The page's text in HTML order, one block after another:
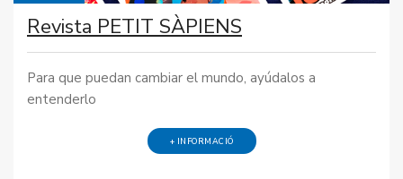
Revista PETIT SÀPIENS
Para que puedan cambiar el mundo, ayúdalos a
entenderlo
+ INFORMACIÓ